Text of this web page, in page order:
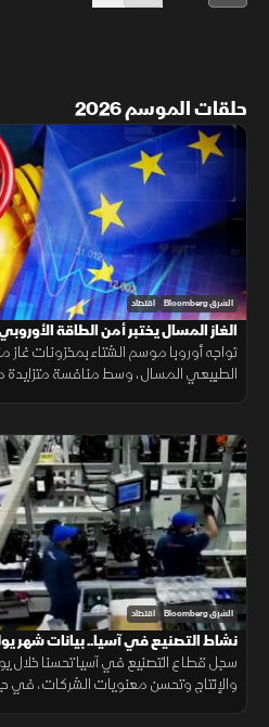
حلقات الموسم 2026
الشرق Bloomberg اقتصاد
الغاز المسال يختبر أمن الطاقة
تواجه أوروبا موسم الشتاء بمخزونات غاز
الطبيعي المسال، وسط منافسة متزايدة
الشرق Bloomberg اقتصاد
نشاط التصنيع في آسيا.. بيانات شهر
سجل قطاع التصنيع في آسيا تحسنا خلال
والإنتاج وتحسن معنويات الشركات، في